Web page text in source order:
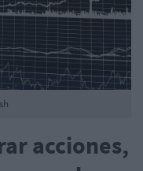
acciones,